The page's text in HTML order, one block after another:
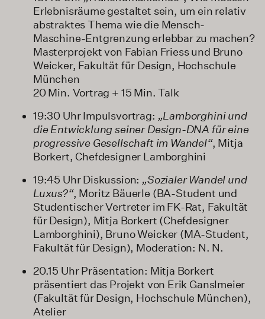
Erlebnisräume gestaltet sein, um ein relativ
abstraktes Thema wie die Mensch-
Maschine-Entgrenzung erlebbar zu machen?
Masterprojekt von Fabian Friess und Bruno
Weicker, Fakultät für Design, Hochschule
München
20 Min. Vortrag + 15 Min. Talk
19:30 Uhr Impulsvortrag: „Lamborghini und
die Entwicklung seiner Design-DNA für eine
progressive Gesellschaft im Wandel“, Mitja
Borkert, Chefdesigner Lamborghini
19:45 Uhr Diskussion: „Sozialer Wandel und
Luxus?“, Moritz Bäuerle (BA-Student und
Studentischer Vertreter im FK-Rat, Fakultät
für Design), Mitja Borkert (Chefdesigner
Lamborghini), Bruno Weicker (MA-Student,
Fakultät für Design), Moderation: N. N.
20.15 Uhr Präsentation: Mitja Borkert
präsentiert das Projekt von Erik Ganslmeier
(Fakultät für Design, Hochschule München),
Atelier